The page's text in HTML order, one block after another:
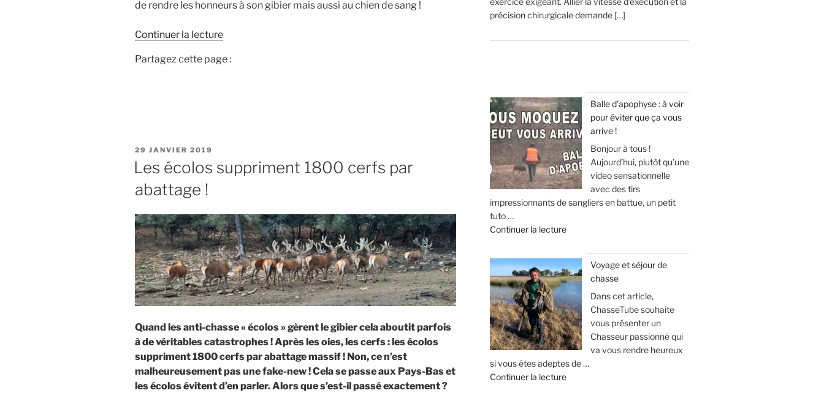
de rendre les honneurs à son gibier mais aussi au chien de sang !
Continuer la lectured
«
r
a
u
s
a
n
g
u
g
r
a
n
Partagez cette page :
P
U
I
É
E
29 JANVIER 2019
Les écolos suppriment 1800 cerfs par
abattage !
Quand les anti-chasse « écolos » gèrent le gibier cela aboutit parfois
à de véritables catastrophes ! Après les oies, les cerfs : les écolos
suppriment 1800 cerfs par abattage massif ! Non, ce n’est
malheureusement pas une fake-new ! Cela se passe aux Pays-Bas et
les écolos évitent d’en parler. Alors que s’est-il passé exactement ?
précision chirurgicale demande […]
Balle d’apophyse : à voir
pour éviter que ça vous
arrive !
Bonjour à tous !
Aujourd’hui, plutôt qu’une
video sensationnelle
avec des tirs
impressionnants de sangliers en battue, un petit
tuto …
Continuer la lectured
B
a
l
l
e
d
’
a
Voyage et séjour de
chasse
Dans cet article,
ChasseTube souhaite
vous présenter un
Chasseur passionné qui
va vous rendre heureux
si vous êtes adeptes de …
Continuer la lectured